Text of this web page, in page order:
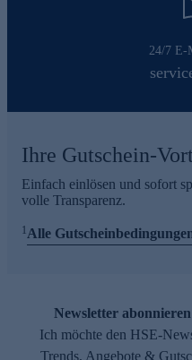
24/7 E-
Ihre Gutschein-
Einfach einlösen und sofort
volle Transparenz.
1Alle
Newsletter
Ich möchte den HSE-
Trends, Angebote &